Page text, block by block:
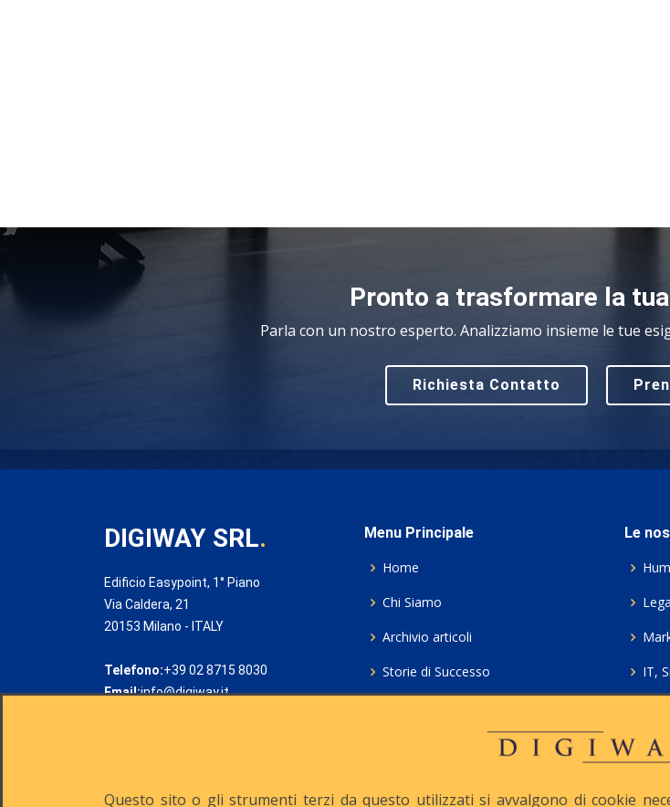
Pronto a trasformare la
Parla con un nostro esperto. Analizziamo insieme le tue
Richiesta Contatto
DIGIWAY SRL.
Edificio Easypoint, 1° Piano
Via Caldera, 21
20153 Milano - ITALY
Telefono:+39 02 8715 8030
Email:info@digiway.it
Menu Principale
Home
Chi Siamo
Archivio articoli
Storie di Successo
Le
IT,
Questo sito o gli strumenti terzi da questo utilizzati si avvalgono di cookie